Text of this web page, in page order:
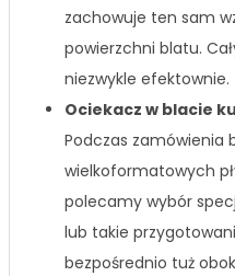
zachowuje ten sam
powierzchni blatu.
niezwykle efektownie.
Ociekacz w blacie
Podczas
wielkoformatowych
polecamy wybór
lub takie
bezpośrednio tuż